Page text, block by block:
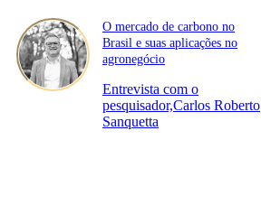
O mercado de carbono no
Brasil e suas aplicações no
agronegócio
Entrevista com o
pesquisador,Carlos Roberto
Sanquetta